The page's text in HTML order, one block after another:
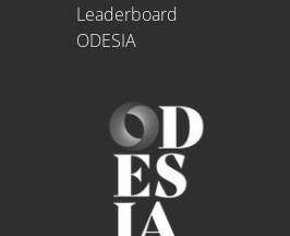
Leaderboard
ODESIA